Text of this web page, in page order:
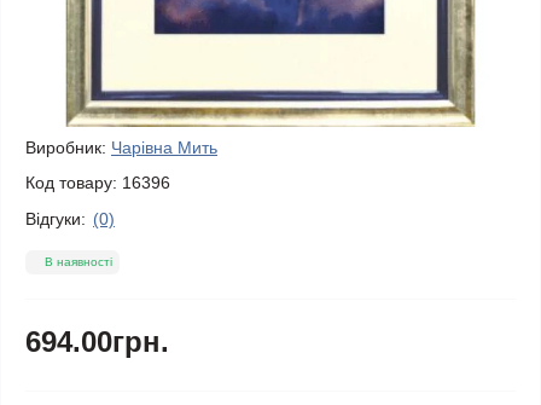
Виробник: Чарівна Мить
Код товару: 16396
Відгуки: (0)
В наявності
694.00грн.